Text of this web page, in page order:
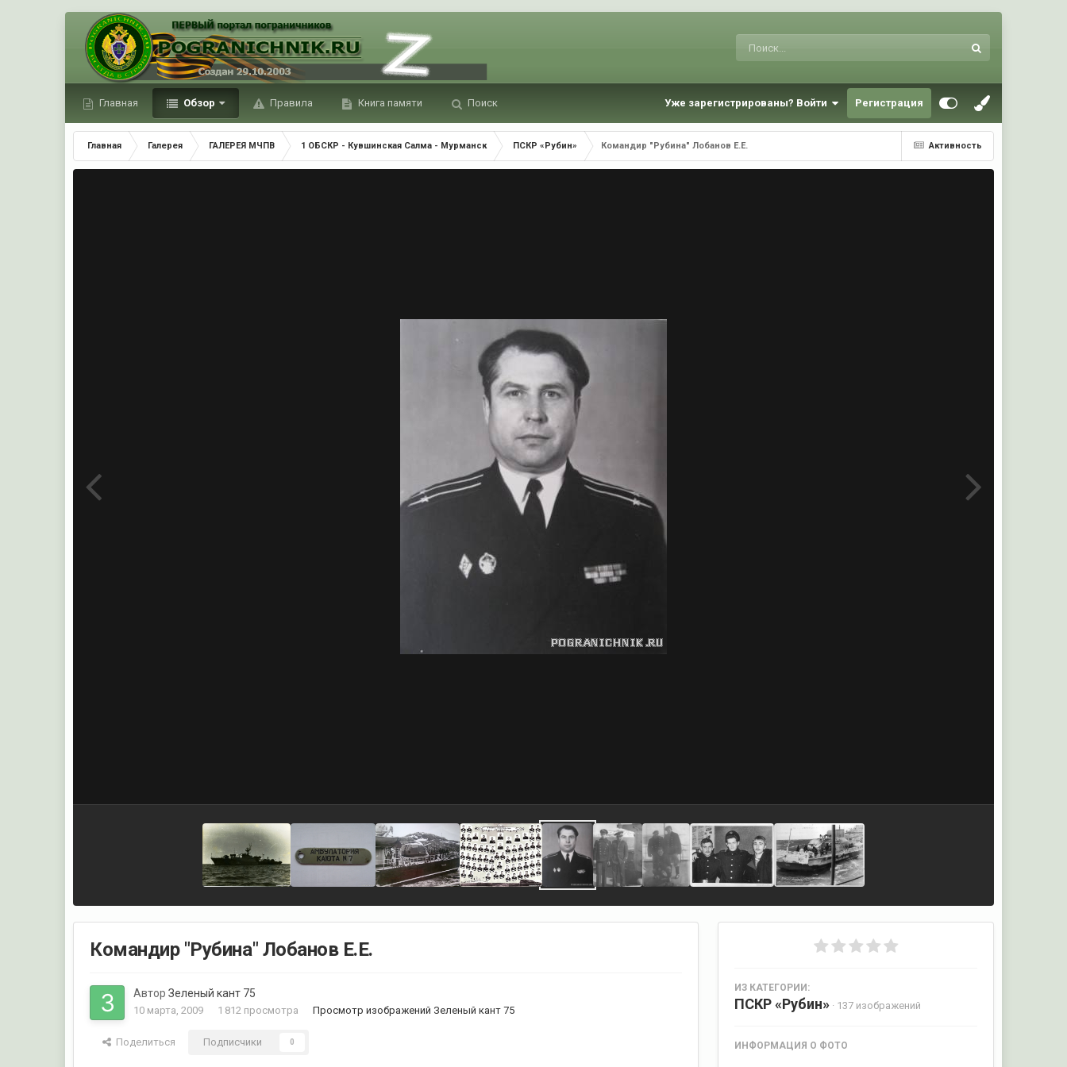
Главная Обзор Правила Книга памяти Поиск Уже зарегистрированы? Войти Регистрация
Активность
Главная Галерея ГАЛЕРЕЯ МЧПВ 1 ОБСКР - Кувшинская Салма - Мурманск ПСКР «Рубин» Командир "Рубина" Лобанов Е.Е.
Командир "Рубина" Лобанов Е.Е.
АвторЗеленый кант 75
10 марта, 2009 1 812 просмотра Просмотр изображений Зеленый кант 75
Поделиться Подписчики 0
ИЗ КАТЕГОРИИ:
ПСКР «Рубин» · 137 изображений
ИНФОРМАЦИЯ О ФОТО